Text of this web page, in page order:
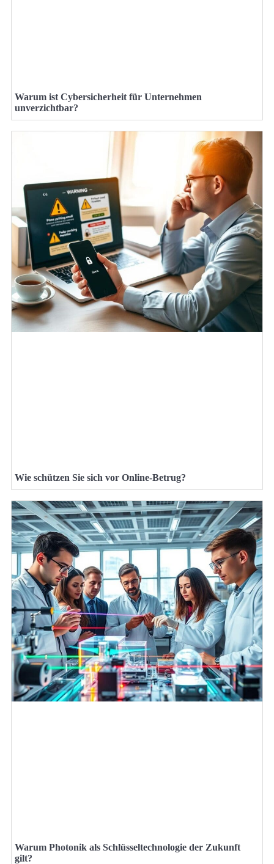
Warum ist Cybersicherheit für Unternehmen
unverzichtbar?
Wie schützen Sie sich vor Online-Betrug?
Warum Photonik als Schlüsseltechnologie der Zukunft
gilt?